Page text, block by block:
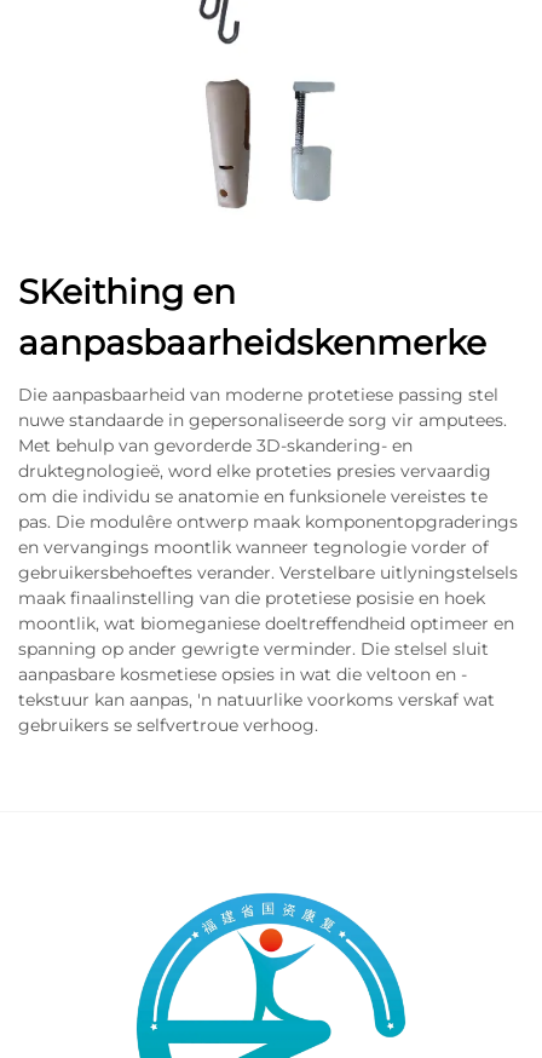
SKeithing en
aanpasbaarheidskenmerke
Die aanpasbaarheid van moderne protetiese passing stel
nuwe standaarde in gepersonaliseerde sorg vir amputees.
Met behulp van gevorderde 3D-skandering- en
druktegnologieë, word elke proteties presies vervaardig
om die individu se anatomie en funksionele vereistes te
pas. Die modulêre ontwerp maak komponentopgraderings
en vervangings moontlik wanneer tegnologie vorder of
gebruikersbehoeftes verander. Verstelbare uitlyningstelsels
maak finaalinstelling van die protetiese posisie en hoek
moontlik, wat biomeganiese doeltreffendheid optimeer en
spanning op ander gewrigte verminder. Die stelsel sluit
aanpasbare kosmetiese opsies in wat die veltoon en -
tekstuur kan aanpas, 'n natuurlike voorkoms verskaf wat
gebruikers se selfvertroue verhoog.